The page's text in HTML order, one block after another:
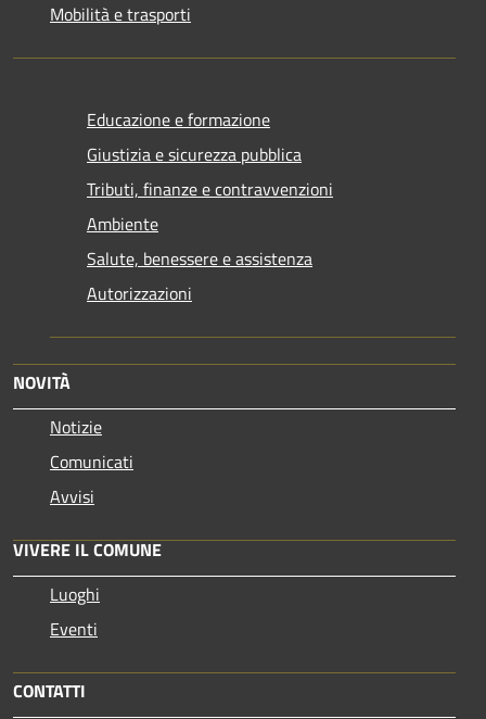
Mobilità e trasporti
Educazione e formazione
Giustizia e sicurezza pubblica
Tributi, finanze e contravvenzioni
Ambiente
Salute, benessere e assistenza
Autorizzazioni
NOVITÀ
Notizie
Comunicati
Avvisi
VIVERE IL COMUNE
Luoghi
Eventi
CONTATTI